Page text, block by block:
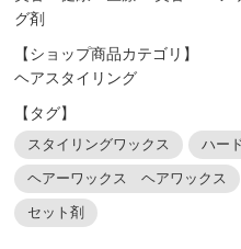
グ剤
【ショップ商品カテゴリ】
ヘアスタイリング
【タグ】
スタイリングワックス ハー
ヘアーワックス ヘアワックス
セット剤